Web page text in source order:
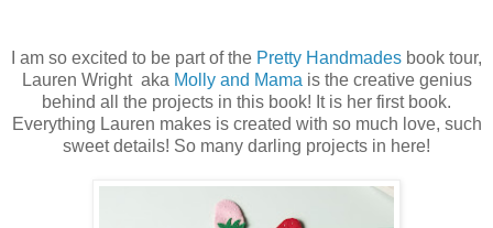
I am so excited to be part of the Pretty Handmades book tour,
Lauren Wright aka Molly and Mama is the creative genius
behind all the projects in this book! It is her first book.
Everything Lauren makes is created with so much love, such
sweet details! So many darling projects in here!